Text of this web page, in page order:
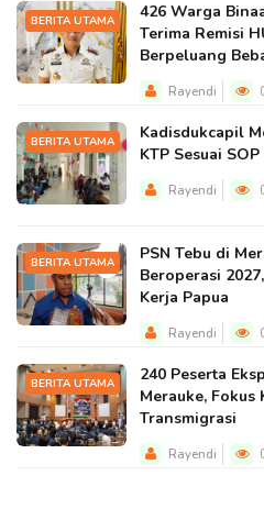
BERITA UTAMA
426 Warga
Terima Remisi
Berpeluang
Rayendi
BERITA UTAMA
Kadisdukcapil
KTP Sesuai SOP
Rayendi
BERITA UTAMA
PSN Tebu di
Beroperasi
Kerja Papua
Rayendi
BERITA UTAMA
240 Peserta
Merauke, Fokus
Transmigrasi
Rayendi